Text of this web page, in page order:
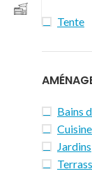
Tente
Bains
Jardins